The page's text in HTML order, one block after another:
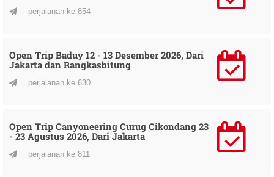
perjalanan ke 854
Open Trip Baduy 12 - 13 Desember 2026, Dari
Jakarta dan Rangkasbitung
perjalanan ke 630
Open Trip Canyoneering Curug Cikondang 23
- 23 Agustus 2026, Dari Jakarta
perjalanan ke 811